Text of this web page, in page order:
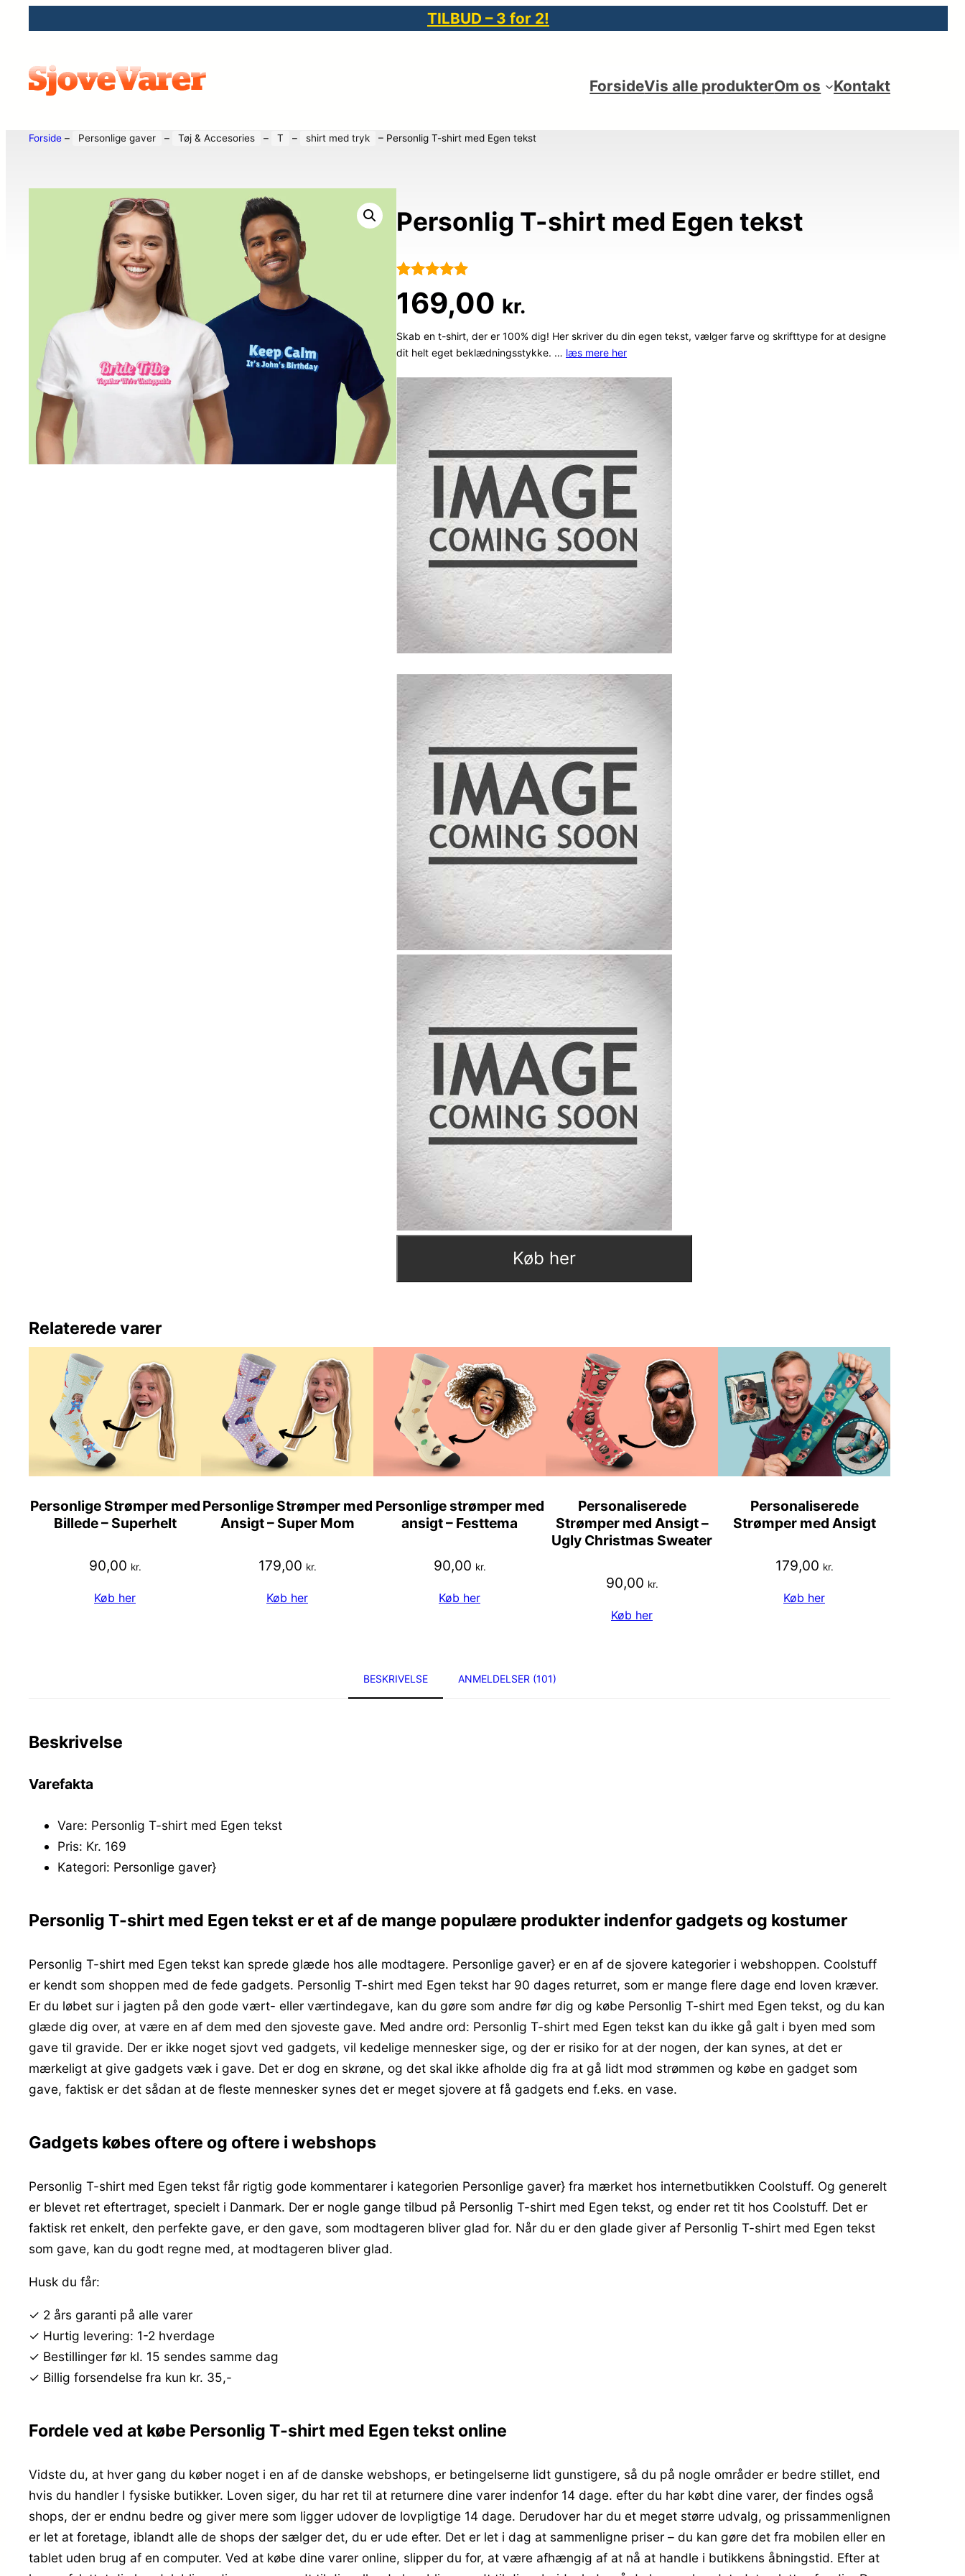
TILBUD – 3 for 2!
ForsideVis alle produkterOm os Kontakt
Forside – Personlige gaver – Tøj & Accesories – T – shirt med tryk – Personlig T-shirt med Egen tekst
Personlig T-shirt med Egen tekst
som4.9
ud af 5
baseret på
kundebedø
mmelser
169,00 kr.
Skab en t-shirt, der er 100% dig! Her skriver du din egen tekst, vælger farve og skrifttype for at designe
dit helt eget beklædningsstykke. … læs mere her
Køb her
Relaterede varer
Personlige Strømper med
Billede – Superhelt
90,00 kr.
Køb her
Personlige Strømper med
Ansigt – Super Mom
179,00 kr.
Køb her
Personlige strømper med
ansigt – Festtema
90,00 kr.
Køb her
Personaliserede
Strømper med Ansigt –
Ugly Christmas Sweater
90,00 kr.
Køb her
Personaliserede
Strømper med Ansigt
179,00 kr.
Køb her
BESKRIVELSE ANMELDELSER (101)
Beskrivelse
Varefakta
Vare: Personlig T-shirt med Egen tekst
Pris: Kr. 169
Kategori: Personlige gaver}
Personlig T-shirt med Egen tekst er et af de mange populære produkter indenfor gadgets og kostumer
Personlig T-shirt med Egen tekst kan sprede glæde hos alle modtagere. Personlige gaver} er en af de sjovere kategorier i webshoppen. Coolstuff
er kendt som shoppen med de fede gadgets. Personlig T-shirt med Egen tekst har 90 dages returret, som er mange flere dage end loven kræver.
Er du løbet sur i jagten på den gode vært- eller værtindegave, kan du gøre som andre før dig og købe Personlig T-shirt med Egen tekst, og du kan
glæde dig over, at være en af dem med den sjoveste gave. Med andre ord: Personlig T-shirt med Egen tekst kan du ikke gå galt i byen med som
gave til gravide. Der er ikke noget sjovt ved gadgets, vil kedelige mennesker sige, og der er risiko for at der nogen, der kan synes, at det er
mærkeligt at give gadgets væk i gave. Det er dog en skrøne, og det skal ikke afholde dig fra at gå lidt mod strømmen og købe en gadget som
gave, faktisk er det sådan at de fleste mennesker synes det er meget sjovere at få gadgets end f.eks. en vase.
Gadgets købes oftere og oftere i webshops
Personlig T-shirt med Egen tekst får rigtig gode kommentarer i kategorien Personlige gaver} fra mærket hos internetbutikken Coolstuff. Og generelt
er blevet ret eftertraget, specielt i Danmark. Der er nogle gange tilbud på Personlig T-shirt med Egen tekst, og ender ret tit hos Coolstuff. Det er
faktisk ret enkelt, den perfekte gave, er den gave, som modtageren bliver glad for. Når du er den glade giver af Personlig T-shirt med Egen tekst
som gave, kan du godt regne med, at modtageren bliver glad.
Husk du får:
✓ 2 års garanti på alle varer
✓ Hurtig levering: 1-2 hverdage
✓ Bestillinger før kl. 15 sendes samme dag
✓ Billig forsendelse fra kun kr. 35,-
Fordele ved at købe Personlig T-shirt med Egen tekst online
Vidste du, at hver gang du køber noget i en af de danske webshops, er betingelserne lidt gunstigere, så du på nogle områder er bedre stillet, end
hvis du handler I fysiske butikker. Loven siger, du har ret til at returnere dine varer indenfor 14 dage. efter du har købt dine varer, der findes også
shops, der er endnu bedre og giver mere som ligger udover de lovpligtige 14 dage. Derudover har du et meget større udvalg, og prissammenlignen
er let at foretage, iblandt alle de shops der sælger det, du er ude efter. Det er let i dag at sammenligne priser – du kan gøre det fra mobilen eller en
tablet uden brug af en computer. Ved at købe dine varer online, slipper du for, at være afhængig af at nå at handle i butikkens åbningstid. Efter at